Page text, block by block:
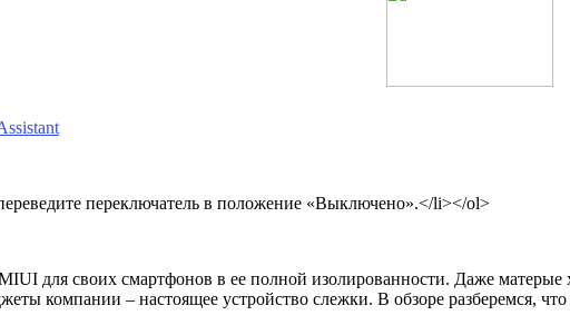
переключатель в положение «Выключено».</li></ol>
для своих смартфонов в ее полной изолированности. Даже матерые
компании – настоящее устройство слежки. В обзоре разберемся,